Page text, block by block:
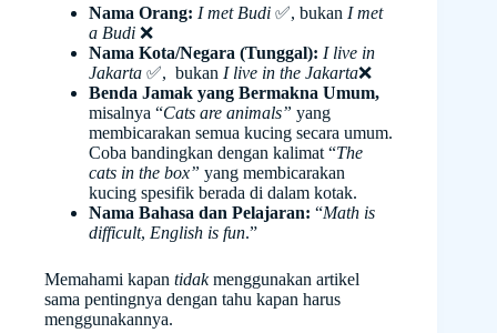
Nama Orang: I met Budi ✅, bukan I met
a Budi ❌
Nama Kota/Negara (Tunggal): I live in
Jakarta ✅, bukan I live in the Jakarta❌
Benda Jamak yang Bermakna Umum,
misalnya “Cats are animals” yang
membicarakan semua kucing secara umum.
Coba bandingkan dengan kalimat “The
cats in the box” yang membicarakan
kucing spesifik berada di dalam kotak.
Nama Bahasa dan Pelajaran: “Math is
difficult, English is fun.”
Memahami kapan tidakmenggunakan artikel
sama pentingnya dengan tahu kapan harus
menggunakannya.